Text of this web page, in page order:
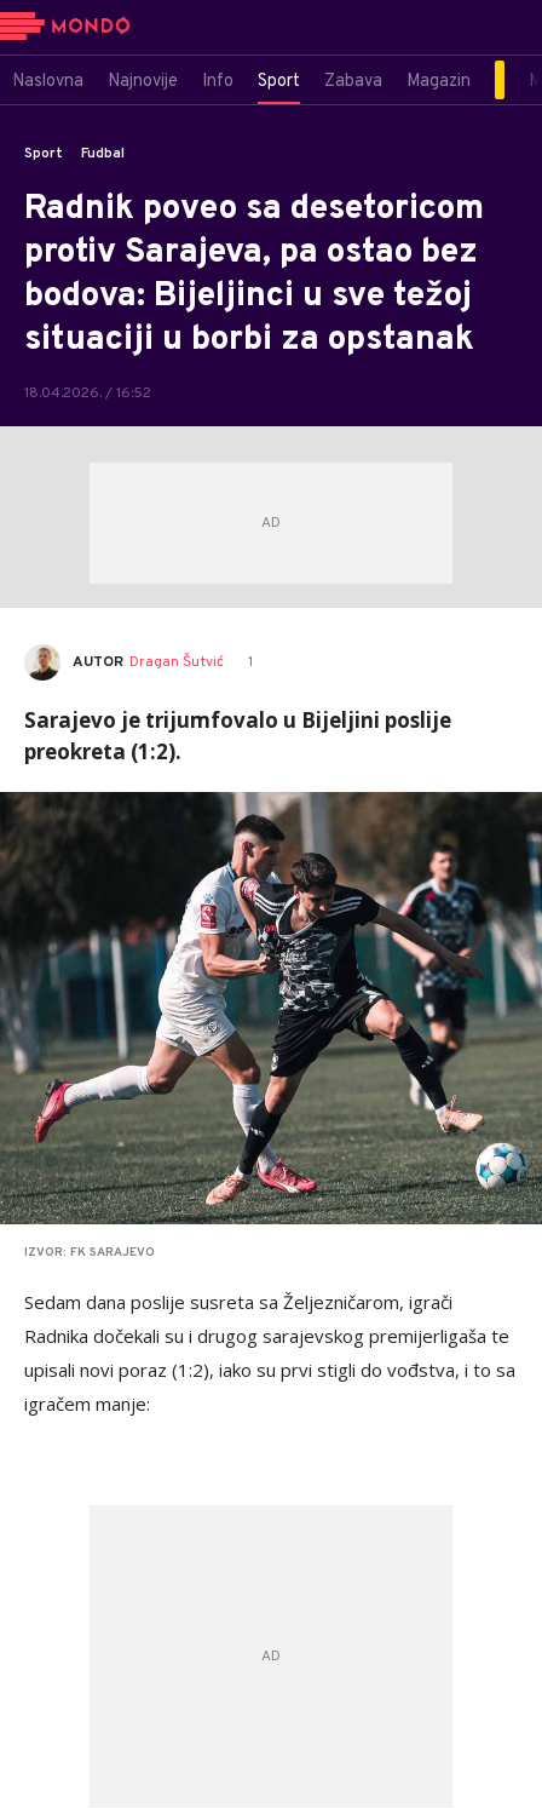
Naslovna Najnovije Info Sport Zabava Magazin
Sport Fudbal
Radnik poveo sa desetoricom
protiv Sarajeva, pa ostao bez
bodova: Bijeljinci u sve težoj
situaciji u borbi za opstanak
18.04.2026. / 16:52
AUTOR Dragan Šutvić 1
Sarajevo je trijumfovalo u Bijeljini poslije
preokreta (1:2).
IZVOR: FK SARAJEVO
Sedam dana poslije susreta sa Željezničarom, igrači
Radnika dočekali su i drugog sarajevskog premijerligaša te
upisali novi poraz (1:2), iako su prvi stigli do vođstva, i to sa
igračem manje: